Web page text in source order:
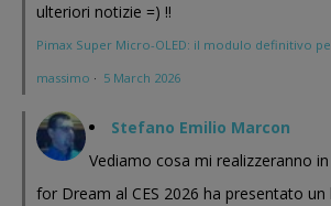
ulteriori notizie =) !!
Pimax Super Micro-OLED: il modulo definitivo
massimo · 5 March 2026
Stefano Emilio Marcon
Vediamo cosa mi realizzeranno
for Dream al CES 2026 ha presentato